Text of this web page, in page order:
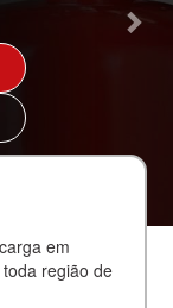
em
região de